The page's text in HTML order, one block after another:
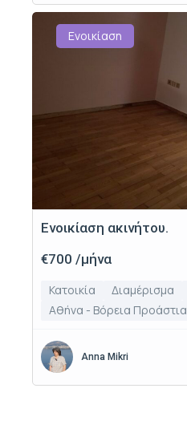
Ενοικίαση
Ενοικίαση ακινήτου.
€700 /μήνα
Κατοικία Διαμέρισμα
Αθήνα - Βόρεια Προάστια
Anna Mikri